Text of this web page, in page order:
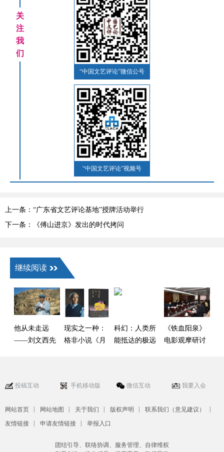
关
注
我
们
“中国文艺评论”微信公号
“中国文艺评论”视频号
上一条：“广东省文艺评论基地”授牌活动举行
下一条：《傅山进京》发出的时代拷问
继续阅读
他从未走远
——刘文西先
现实之一种：
格非小说《月
科幻：人类所
能抵达的极远
《铁血阳泉》
电影观摩研讨
投稿互动 手机移动版 微信互动 我要入会
网站首页 网站地图 关于我们 版权声明 联系我们（意见建议）
友情链接 申请友情链接 举报入口
团结引导、联络协调、服务管理、自律维权